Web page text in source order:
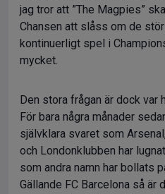
jag tror att ”The Magpies”
Chansen att slåss om de
kontinuerligt spel i
mycket.
Den stora frågan är dock var
För bara några månader
självklara svaret som
och Londonklubben har
som andra namn har bollats
Gällande FC Barcelona så är